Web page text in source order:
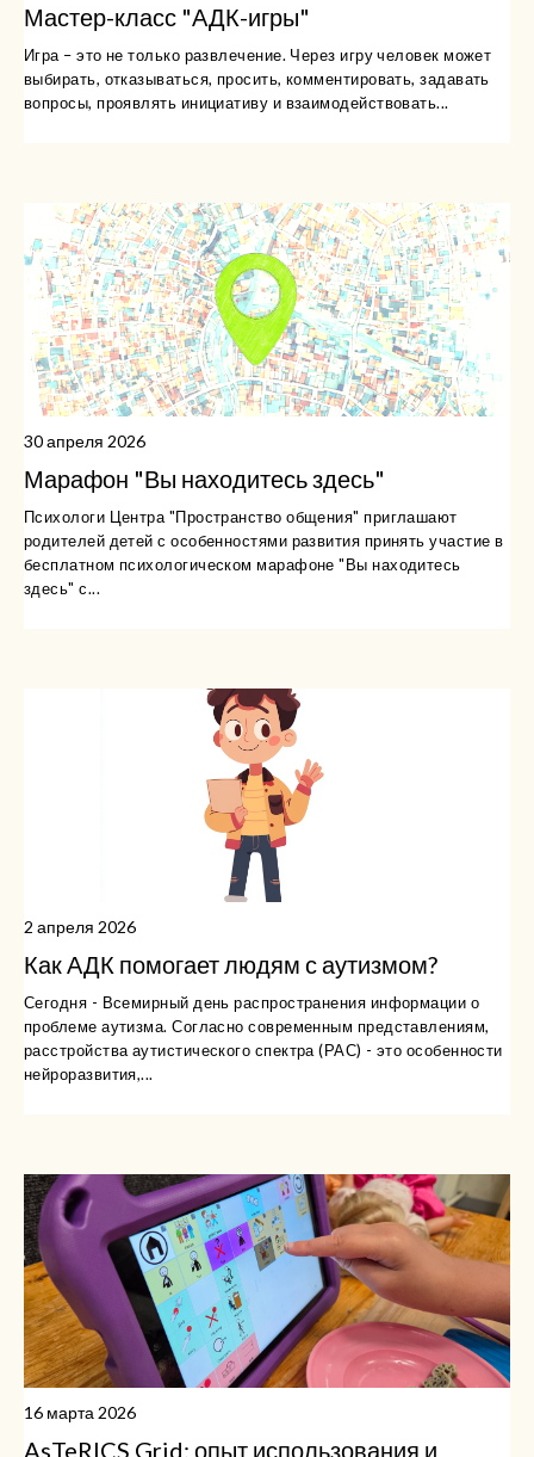
Мастер-класс "АДК-игры"
Игра – это не только развлечение. Через игру человек может
выбирать, отказываться, просить, комментировать, задавать
вопросы, проявлять инициативу и взаимодействовать...
30 апреля 2026
Марафон "Вы находитесь здесь"
Психологи Центра "Пространство общения" приглашают
родителей детей с особенностями развития принять участие в
бесплатном психологическом марафоне "Вы находитесь
здесь" с...
2 апреля 2026
Как АДК помогает людям с аутизмом?
Сегодня - Всемирный день распространения информации о
проблеме аутизма. Согласно современным представлениям,
расстройства аутистического спектра (РАС) - это особенности
нейроразвития,...
16 марта 2026
AsTeRICS Grid: опыт использования и